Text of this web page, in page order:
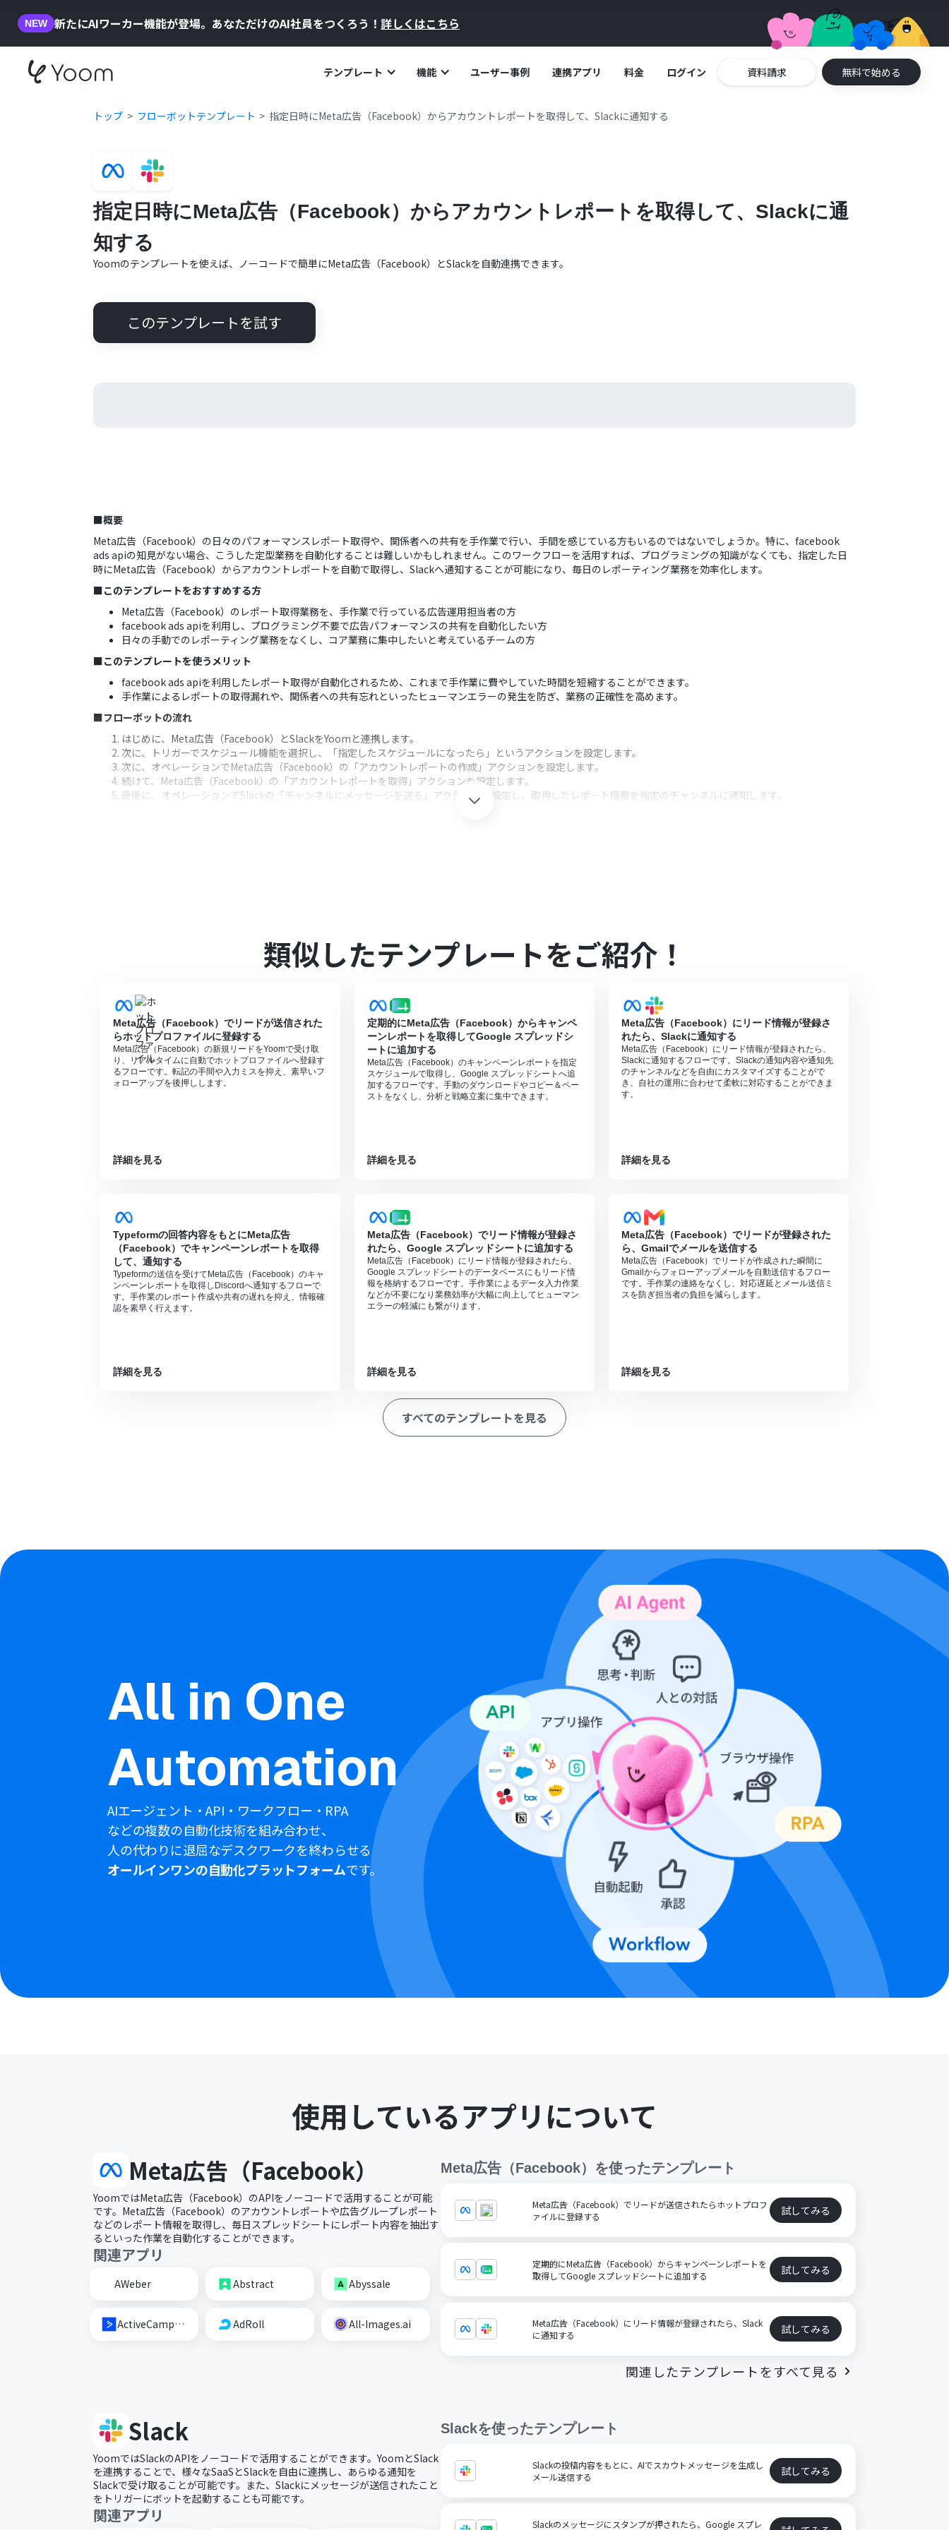
NEW 新たにAIワーカー機能が登場。あなただけのAI社員をつくろう！ 詳しくはこちら
テンプレート 機能 ユーザー事例 連携アプリ 料金 ログイン 資料請求 無料で始める
トップ フローボットテンプレート 指定日時にMeta広告（Facebook）からアカウントレポートを取得して、Slackに通知する
指定日時にMeta広告（Facebook）からアカウントレポートを取得して、Slackに通
知する
Yoomのテンプレートを使えば、ノーコードで簡単にMeta広告（Facebook） とSlackを自動連携できます。
このテンプレートを試す
■概要
Meta広告（Facebook）の日々のパフォーマンスレポート取得や、関係者への共有を手作業で行い、手間を感じている方もいるのではないでしょうか。特に、facebook
ads apiの知見がない場合、こうした定型業務を自動化することは難しいかもしれません。このワークフローを活用すれば、プログラミングの知識がなくても、指定した日
時にMeta広告（Facebook）からアカウントレポートを自動で取得し、Slackへ通知することが可能になり、毎日のレポーティング業務を効率化します。
■このテンプレートをおすすめする方
Meta広告（Facebook）のレポート取得業務を、手作業で行っている広告運用担当者の方
facebook ads apiを利用し、プログラミング不要で広告パフォーマンスの共有を自動化したい方
日々の手動でのレポーティング業務をなくし、コア業務に集中したいと考えているチームの方
■このテンプレートを使うメリット
facebook ads apiを利用したレポート取得が自動化されるため、これまで手作業に費やしていた時間を短縮することができます。
手作業によるレポートの取得漏れや、関係者への共有忘れといったヒューマンエラーの発生を防ぎ、業務の正確性を高めます。
■フローボットの流れ
はじめに、Meta広告（Facebook）とSlackをYoomと連携します。
次に、トリガーでスケジュール機能を選択し、「指定したスケジュールになったら」というアクションを設定します。
次に、オペレーションでMeta広告（Facebook）の「アカウントレポートの作成」アクションを設定します。
続けて、Meta広告（Facebook）の「アカウントレポートを取得」アクションを設定します。
最後に、オペレーションでSlackの「チャンネルにメッセージを送る」アクションを設定し、取得したレポート情報を指定のチャンネルに通知します。
類似したテンプレートをご紹介！
Meta広告（Facebook）でリードが送信された
らホットプロファイルに登録する
Meta広告（Facebook）の新規リードをYoomで受け取
り、リアルタイムに自動でホットプロファイルへ登録す
るフローです。転記の手間や入力ミスを抑え、素早いフ
ォローアップを後押しします。
詳細を見る
定期的にMeta広告（Facebook）からキャンペ
ーンレポートを取得してGoogle スプレッドシ
ートに追加する
Meta広告（Facebook）のキャンペーンレポートを指定
スケジュールで取得し、Google スプレッドシートへ追
加するフローです。手動のダウンロードやコピー＆ペー
ストをなくし、分析と戦略立案に集中できます。
詳細を見る
Meta広告（Facebook）にリード情報が登録さ
れたら、Slackに通知する
Meta広告（Facebook）にリード情報が登録されたら、
Slackに通知するフローです。Slackの通知内容や通知先
のチャンネルなどを自由にカスタマイズすることがで
き、自社の運用に合わせて柔軟に対応することができま
す。
詳細を見る
Typeformの回答内容をもとにMeta広告
（Facebook）でキャンペーンレポートを取得
して、通知する
Typeformの送信を受けてMeta広告（Facebook）のキャ
ンペーンレポートを取得しDiscordへ通知するフローで
す。手作業のレポート作成や共有の遅れを抑え、情報確
認を素早く行えます。
詳細を見る
Meta広告（Facebook）でリード情報が登録さ
れたら、Google スプレッドシートに追加する
Meta広告（Facebook）にリード情報が登録されたら、
Google スプレッドシートのデータベースにもリード情
報を格納するフローです。手作業によるデータ入力作業
などが不要になり業務効率が大幅に向上してヒューマン
エラーの軽減にも繋がります。
詳細を見る
Meta広告（Facebook）でリードが登録された
ら、Gmailでメールを送信する
Meta広告（Facebook）でリードが作成された瞬間に
Gmailからフォローアップメールを自動送信するフロー
です。手作業の連絡をなくし、対応遅延とメール送信ミ
スを防ぎ担当者の負担を減らします。
詳細を見る
すべてのテンプレートを見る
All in One
Automation
AIエージェント・API・ワークフロー・RPA
などの複数の自動化技術を組み合わせ、
人の代わりに退屈なデスクワークを終わらせる
オールインワンの自動化プラットフォームです。
使用しているアプリについて
Meta広告（Facebook）
YoomではMeta広告（Facebook）のAPIをノーコードで活用することが可能
です。Meta広告（Facebook）のアカウントレポートや広告グループレポート
などのレポート情報を取得し、毎日スプレッドシートにレポート内容を抽出す
るといった作業を自動化することができます。
関連アプリ
AWeber Abstract Abyssale
ActiveCampaign AdRoll All-Images.ai
Meta広告（Facebook） を使ったテンプレート
Meta広告（Facebook）でリードが送信されたらホットプロフ
ァイルに登録する
試してみる
定期的にMeta広告（Facebook）からキャンペーンレポートを
取得してGoogle スプレッドシートに追加する
試してみる
Meta広告（Facebook）にリード情報が登録されたら、Slack
に通知する
試してみる
関連したテンプレートをすべて見る
Slack
YoomではSlackのAPIをノーコードで活用することができます。YoomとSlack
を連携することで、様々なSaaSとSlackを自由に連携し、あらゆる通知を
Slackで受け取ることが可能です。また、Slackにメッセージが送信されたこと
をトリガーにボットを起動することも可能です。
関連アプリ
Slackを使ったテンプレート
Slackの投稿内容をもとに、AIでスカウトメッセージを生成し
メール送信する
試してみる
Slackのメッセージにスタンプが押されたら、Google スプレ